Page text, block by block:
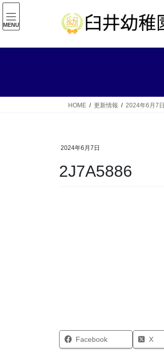
コ
ン
テ
ナ
ビ
ゲ
HOME 更新情報 2024年6月7日
2024年6月7日
2J7A5886
Facebook X
MENU